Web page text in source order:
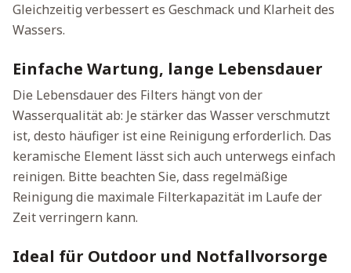
Gleichzeitig verbessert es Geschmack und Klarheit des
Wassers.
Einfache Wartung, lange Lebensdauer
Die Lebensdauer des Filters hängt von der
Wasserqualität ab: Je stärker das Wasser verschmutzt
ist, desto häufiger ist eine Reinigung erforderlich. Das
keramische Element lässt sich auch unterwegs einfach
reinigen. Bitte beachten Sie, dass regelmäßige
Reinigung die maximale Filterkapazität im Laufe der
Zeit verringern kann.
Ideal für Outdoor und Notfallvorsorge